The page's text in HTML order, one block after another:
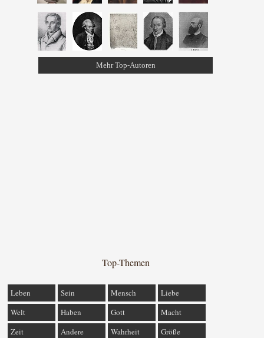
Mehr Top-Autoren
Top-Themen
Leben Sein Mensch
Liebe
Welt
Haben Gott
Macht
Zeit
Andere Wahrheit
Größe